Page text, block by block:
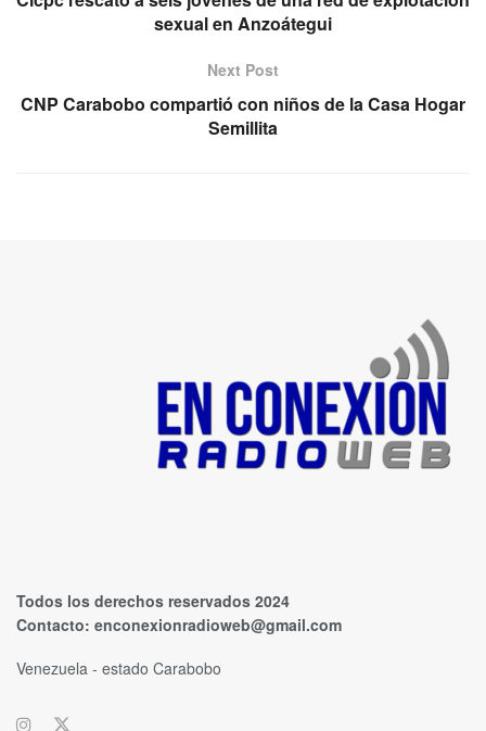
sexual en Anzoátegui
Next Post
CNP Carabobo compartió con niños de la Casa Hogar
Semillita
Todos los derechos reservados 2024
Contacto: enconexionradioweb@gmail.com
Venezuela - estado Carabobo